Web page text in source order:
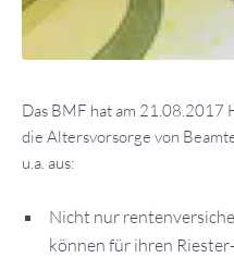
Das BMF hat am 21.08.2017
die Altersvorsorge von
u.a. aus:
Nicht nur
können für ihren